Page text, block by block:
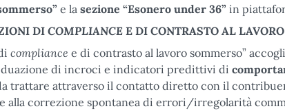
e la sezione “Esonero under 36” in
DI COMPLIANCE E DI CONTRASTO AL
compliance e di contrasto al lavoro sommerso”
di incroci e indicatori predittivi di
trattare attraverso il contatto diretto con il
e alla correzione spontanea di errori/irregolarità